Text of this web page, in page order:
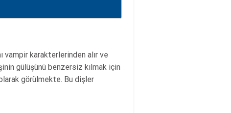
vampir karakterlerinden alır ve
gülüşünü benzersiz kılmak için
görülmekte. Bu dişler